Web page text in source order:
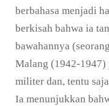
berbahasa menjadi
berkisah bahwa ia
bawahannya
Malang (1942-1947)
militer dan, tentu
Ia menunjukkan